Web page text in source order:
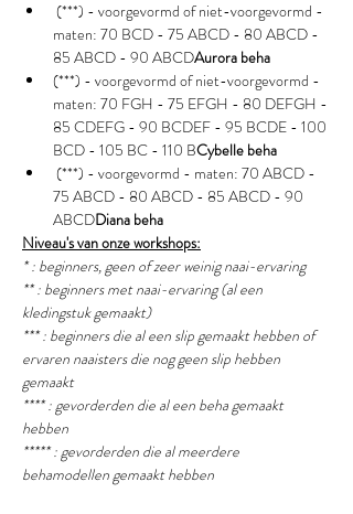
maten: 70 BCD - 75 ABCD - 80 ABCD -
85 ABCD - 90 ABCDAurora beha
(***) - voorgevormd of niet-voorgevormd -
maten: 70 FGH - 75 EFGH - 80 DEFGH -
85 CDEFG - 90 BCDEF - 95 BCDE - 100
BCD - 105 BC - 110 BCybelle beha
75 ABCD - 80 ABCD - 85 ABCD - 90
ABCDDiana beha
Niveau's van onze workshops:
* : beginners, geen of zeer weinig naai-ervaring
** : beginners met naai-ervaring (al een
kledingstuk gemaakt)
*** : beginners die al een slip gemaakt hebben of
ervaren naaisters die nog geen slip hebben
gemaakt
**** : gevorderden die al een beha gemaakt
hebben
***** : gevorderden die al meerdere
behamodellen gemaakt hebben